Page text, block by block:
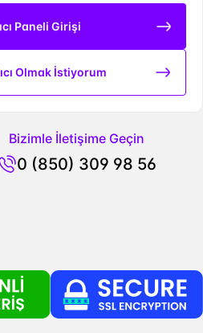
Paneli Girişi
Olmak İstiyorum
Bizimle İletişime Geçin
0 (850) 309 98 56